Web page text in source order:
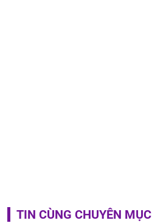
TIN CÙNG CHUYÊN MỤC